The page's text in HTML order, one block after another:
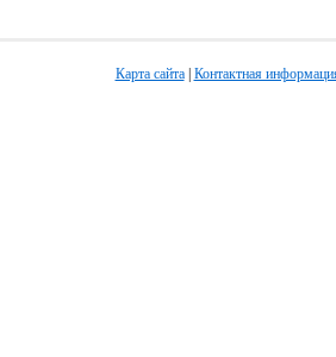
Карта сайта| Контактная